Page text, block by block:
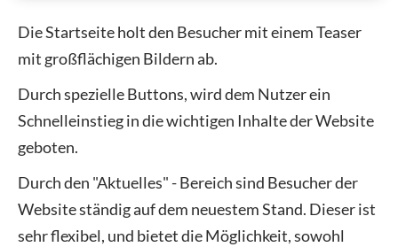
Die Startseite holt den Besucher mit einem Teaser
mit großflächigen Bildern ab.
Durch spezielle Buttons, wird dem Nutzer ein
Schnelleinstieg in die wichtigen Inhalte der Website
geboten.
Durch den "Aktuelles" - Bereich sind Besucher der
Website ständig auf dem neuestem Stand. Dieser ist
sehr flexibel, und bietet die Möglichkeit, sowohl